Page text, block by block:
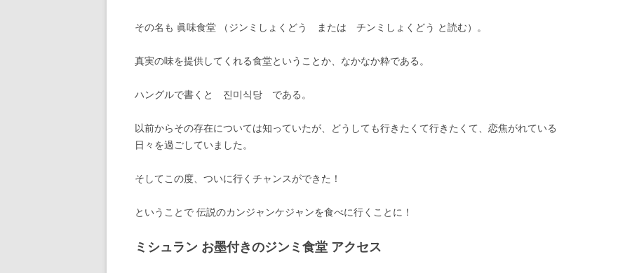
その名も 眞味食堂 （ジンミしょくどう または チンミしょくどう と読む）。
真実の味を提供してくれる食堂ということか、なかなか粋である。
ハングルで書くと 진미식당 である。
以前からその存在については知っていたが、どうしても行きたくて行きたくて、恋焦がれている
日々を過ごしていました。
そしてこの度、ついに行くチャンスができた！
ということで 伝説のカンジャンケジャンを食べに行くことに！
ミシュラン お墨付きのジンミ食堂 アクセス